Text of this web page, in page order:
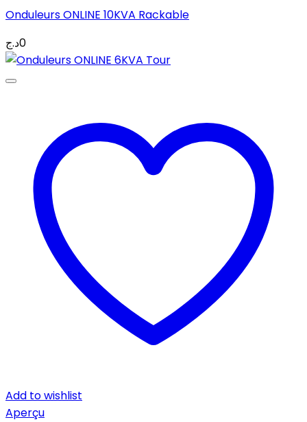
Onduleurs ONLINE 10KVA Rackable
0د.ج
Add to wishlist
Aperçu